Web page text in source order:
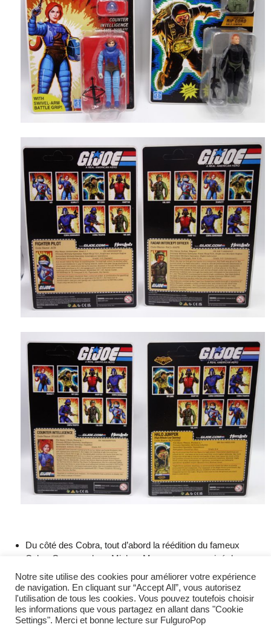
Du côté des Cobra, tout d’abord la réédition du fameux
Cobra Commander « Mickey Mouse » assez prisé des
collectionneurs de la gamme ARAH, un Cobra Trooper
ainsi qu’une figurine inédite, Cobra Ramp Rat.
Notre site utilise des cookies pour améliorer votre expérience
de navigation. En cliquant sur “Accept All”, vous autorisez
l'utilisation de tous les cookies. Vous pouvez toutefois choisir
les informations que vous partagez en allant dans "Cookie
Settings". Merci et bonne lecture sur FulguroPop